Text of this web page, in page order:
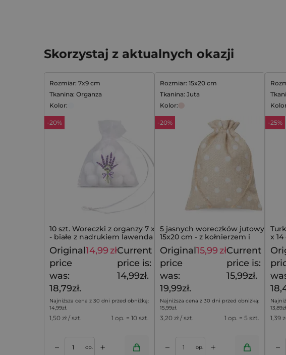
Skorzystaj z aktualnych okazji
Rozmiar: 7x9 cm
Tkanina: Organza
Kolor:
-20%
10 szt. Woreczki z organzy 7 x 9 cm
- białe z nadrukiem lawenda
18,79 zł
Original
price
was:
18,79zł.
14,99złCurrent
price is:
14,99zł.
Najniższa cena z 30 dni przed obniżką:
14,99zł.
1,50 zł / szt. 1 op. = 10 szt.
– op. +
Rozmiar: 15x20 cm
Tkanina: Juta
Kolor:
-20%
5 jasnych woreczków jutowych
15x20 cm - z kołnierzem i
groszkowym nadrukiem
19,99 zł
Original
price
was:
19,99zł.
15,99złCurrent
price is:
15,99zł.
Najniższa cena z 30 dni przed obniżką:
15,99zł.
3,20 zł / szt. 1 op. = 5 szt.
– op. +
-25%
x
13,89zł
1,39
–
Dodaj do koszyka Dodaj do koszyka